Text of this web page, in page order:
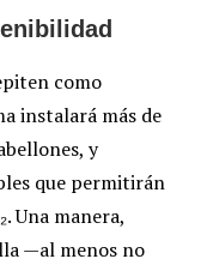
como
instalará más de
y
que permitirán
Una manera,
—al menos no